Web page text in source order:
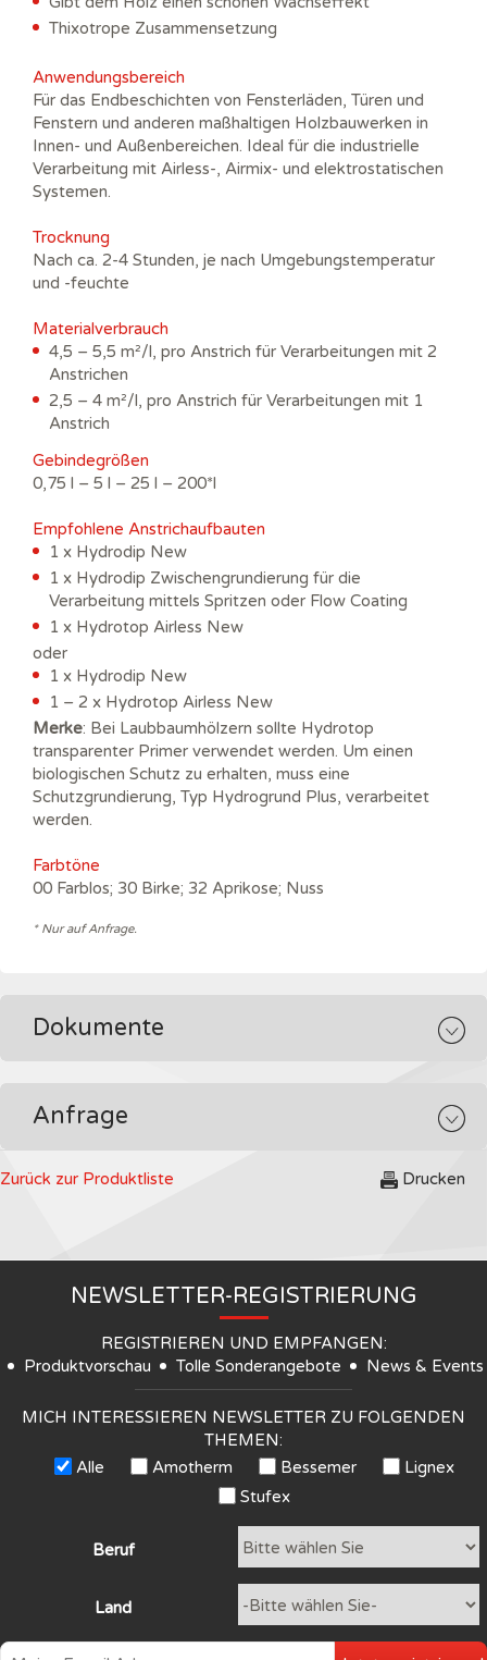
Thixotrope Zusammensetzung
Anwendungsbereich
Für das Endbeschichten von Fensterläden, Türen und
Fenstern und anderen maßhaltigen Holzbauwerken in
Innen- und Außenbereichen. Ideal für die industrielle
Verarbeitung mit Airless-, Airmix- und elektrostatischen
Systemen.
Trocknung
Nach ca. 2-4 Stunden, je nach Umgebungstemperatur
und -feuchte
Materialverbrauch
4,5 – 5,5 m²/l, pro Anstrich für Verarbeitungen mit 2
Anstrichen
2,5 – 4 m²/l, pro Anstrich für Verarbeitungen mit 1
Anstrich
Gebindegrößen
0,75 l – 5 l – 25 l – 200*l
Empfohlene Anstrichaufbauten
1 x Hydrodip New
1 x Hydrodip Zwischengrundierung für die
Verarbeitung mittels Spritzen oder Flow Coating
1 x Hydrotop Airless New
oder
1 x Hydrodip New
1 – 2 x Hydrotop Airless New
Merke: Bei Laubbaumhölzern sollte Hydrotop
transparenter Primer verwendet werden. Um einen
biologischen Schutz zu erhalten, muss eine
Schutzgrundierung, Typ Hydrogrund Plus, verarbeitet
werden.
Farbtöne
00 Farblos; 30 Birke; 32 Aprikose; Nuss
* Nur auf Anfrage.
Dokumente
Anfrage
Zurück zur Produktliste Drucken
NEWSLETTER-REGISTRIERUNG
REGISTRIEREN UND EMPFANGEN:
Produktvorschau
Tolle Sonderangebote News & Events
MICH INTERESSIEREN NEWSLETTER ZU FOLGENDEN
THEMEN:
Alle
Amotherm Bessemer
Lignex
Stufex
Beruf
Land